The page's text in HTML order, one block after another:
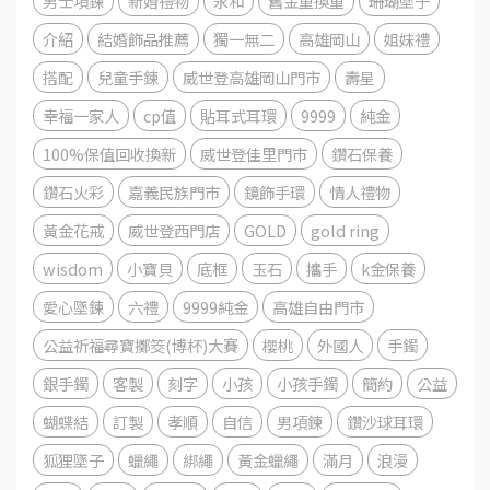
介紹
結婚飾品推薦 獨一無二 高雄岡山
姐妹禮
搭配
兒童手鍊 威世登高雄岡山門市
壽星
幸福一家人
cp值 貼耳式耳環 9999
純金
100%保值回收換新
威世登佳里門市
鑽石保養
鑽石火彩
嘉義民族門市 鏡飾手環
情人禮物
黃金花戒
威世登西門店 GOLD
gold ring
wisdom
小寶貝 底框 玉石 攜手
k金保養
愛心墜鍊
六禮 9999純金
高雄自由門市
公益祈福尋寶擲筊(博杯)大賽
櫻桃 外國人
手鐲
銀手鐲
客製 刻字 小孩 小孩手鐲 簡約
公益
蝴蝶結
訂製 孝順 自信 男項鍊
鑽沙球耳環
狐狸墜子
蠟繩 綁繩 黃金蠟繩 滿月
浪漫